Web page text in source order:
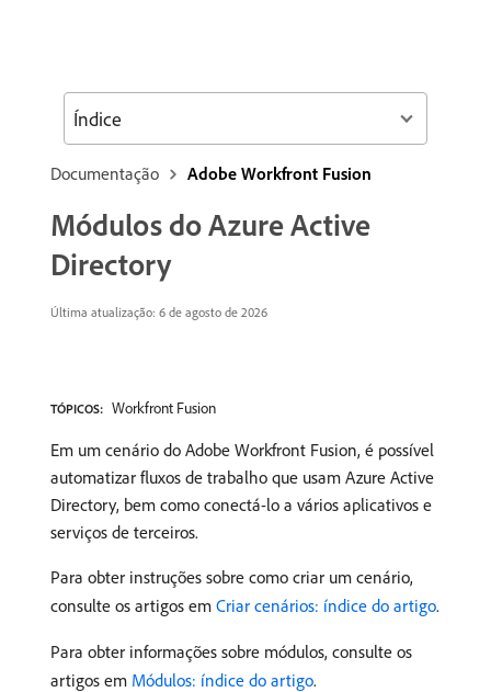
Documentação Adobe Workfront Fusion
Módulos do Azure Active
Directory
Última atualização: 6 de agosto de 2026
TÓPICOS: Workfront Fusion
Em um cenário do Adobe Workfront Fusion, é possível
automatizar fluxos de trabalho que usam Azure Active
Directory, bem como conectá-lo a vários aplicativos e
serviços de terceiros.
Para obter instruções sobre como criar um cenário,
consulte os artigos em Criar cenários: índice do artigo.
Para obter informações sobre módulos, consulte os
artigos em Módulos: índice do artigo.
Índice